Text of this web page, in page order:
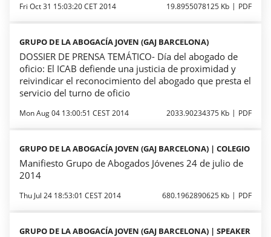
Fri Oct 31 15:03:20 CET 2014 19.8955078125 Kb PDF
GRUPO DE LA ABOGACÍA JOVEN (GAJ BARCELONA)
DOSSIER DE PRENSA TEMÁTICO- Día del abogado de
oficio: El ICAB defiende una justicia de proximidad y
reivindicar el reconocimiento del abogado que presta el
servicio del turno de oficio
Mon Aug 04 13:00:51 CEST 2014 2033.90234375 Kb PDF
GRUPO DE LA ABOGACÍA JOVEN (GAJ BARCELONA) | COLEGIO
Manifiesto Grupo de Abogados Jóvenes 24 de julio de
2014
Thu Jul 24 18:53:01 CEST 2014 680.1962890625 Kb PDF
GRUPO DE LA ABOGACÍA JOVEN (GAJ BARCELONA) | SPEAKER